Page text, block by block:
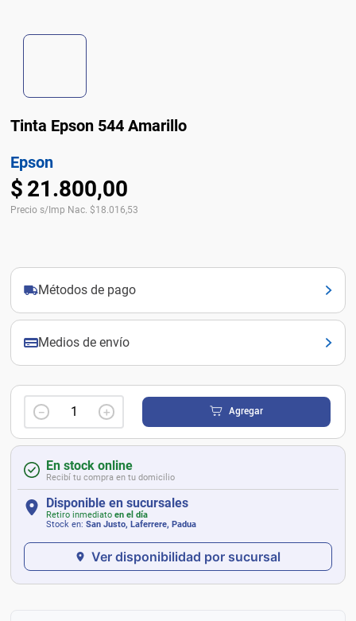
Tinta Epson 544 Amarillo
Epson
$ 21.800,00
Precio s/Imp Nac. $18.016,53
Métodos de pago
Medios de envío
＋
－ Agregar
En stock online
Recibí tu compra en tu domicilio
Disponible en sucursales
Retiro inmediato en el día
Stock en: San Justo, Laferrere, Padua
Ver disponibilidad por sucursal